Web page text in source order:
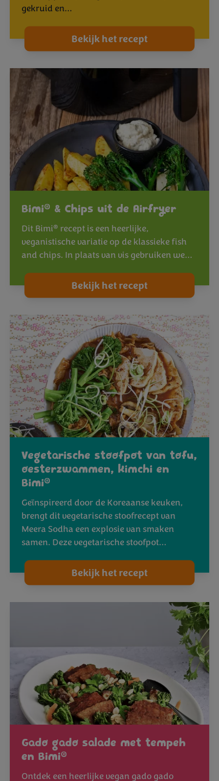
gekruid en…
Bekijk het recept
Bimi® & Chips uit de Airfryer
Dit Bimi® recept is een heerlijke,
veganistische variatie op de klassieke fish
and chips. In plaats van vis gebruiken we…
Bekijk het recept
Vegetarische stoofpot van tofu,
oesterzwammen, kimchi en
Bimi®
Geïnspireerd door de Koreaanse keuken,
brengt dit vegetarische stoofrecept van
Meera Sodha een explosie van smaken
samen. Deze vegetarische stoofpot…
Bekijk het recept
Gado gado salade met tempeh
en Bimi®
Ontdek een heerlijke vegan gado gado